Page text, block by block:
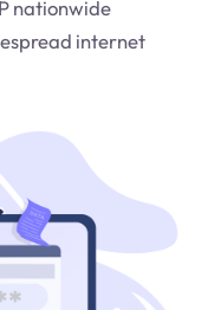
nationwide
internet